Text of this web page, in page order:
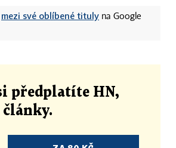
mezi své oblíbené tituly na Google
předplatíte HN,
články.